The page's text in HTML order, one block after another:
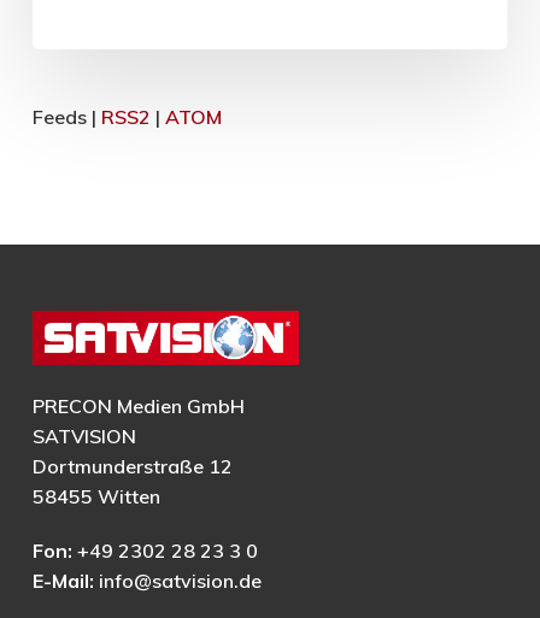
Feeds | RSS2 | ATOM
PRECON Medien GmbH
SATVISION
Dortmunderstraße 12
58455 Witten
Fon: +49 2302 28 23 3 0
E-Mail: info@satvision.de